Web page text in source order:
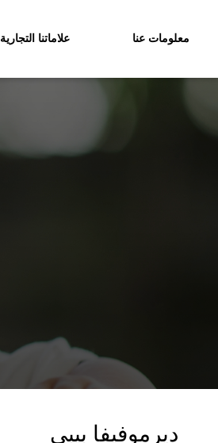
معلومات عنا علاماتنا التجارية
ديرموفيفا بيبي